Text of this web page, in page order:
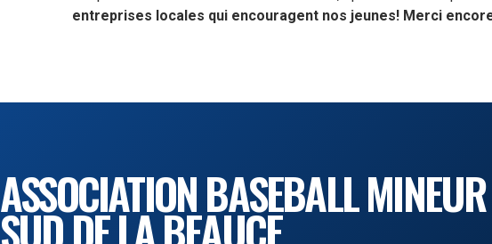
entreprises locales qui encouragent nos jeunes! Merci
ASSOCIATION BASEBALL MINEUR
SUD DE LA BEAUCE